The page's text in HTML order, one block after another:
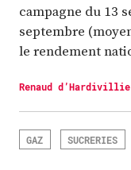
campagne du 13
septembre
le rendement
Renaud
GAZ SUCRERIES